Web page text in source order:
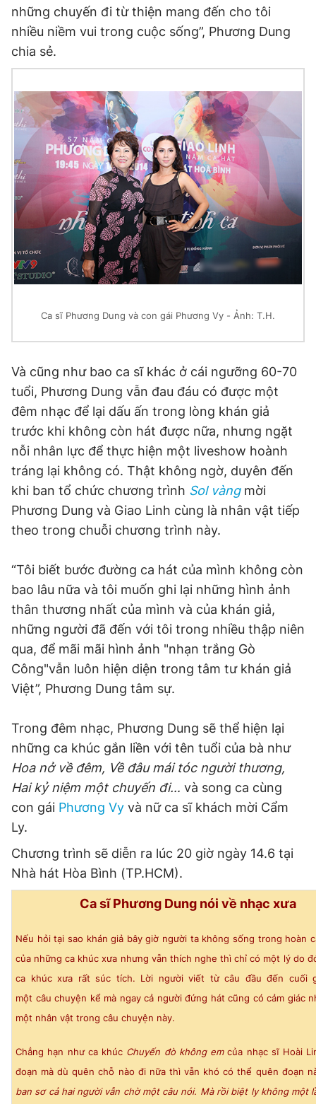
những chuyến đi từ thiện mang đến cho tôi
nhiều niềm vui trong cuộc sống”, Phương Dung
chia sẻ.
Ca sĩ Phương Dung và con gái Phương Vy - Ảnh: T.H.
Và cũng như bao ca sĩ khác ở cái ngưỡng 60-70
tuổi, Phương Dung vẫn đau đáu có được một
đêm nhạc để lại dấu ấn trong lòng khán giả
trước khi không còn hát được nữa, nhưng ngặt
nỗi nhân lực để thực hiện một liveshow hoành
tráng lại không có. Thật không ngờ, duyên đến
khi ban tổ chức chương trình Sol vàngmời
Phương Dung và Giao Linh cùng là nhân vật tiếp
theo trong chuỗi chương trình này.
“Tôi biết bước đường ca hát của mình không còn
bao lâu nữa và tôi muốn ghi lại những hình ảnh
thân thương nhất của mình và của khán giả,
những người đã đến với tôi trong nhiều thập niên
qua, để mãi mãi hình ảnh "nhạn trắng Gò
Công"vẫn luôn hiện diện trong tâm tư khán giả
Việt”, Phương Dung tâm sự.
Trong đêm nhạc, Phương Dung sẽ thể hiện lại
những ca khúc gắn liền với tên tuổi của bà như
Hoa nở về đêm, Về đâu mái tóc người thương,
Hai kỷ niệm một chuyến đi… và song ca cùng
con gái Phương Vy và nữ ca sĩ khách mời Cẩm
Ly.
Chương trình sẽ diễn ra lúc 20 giờ ngày 14.6 tại
Nhà hát Hòa Bình (TP.HCM).
Ca sĩ Phương Dung nói về nhạc xưa
Nếu hỏi tại sao khán giả bây giờ người ta không sống trong hoàn
của những ca khúc xưa nhưng vẫn thích nghe thì chỉ có một lý do
ca khúc xưa rất súc tích. Lời người viết từ câu đầu đến cuối
một câu chuyện kể mà ngay cả người đứng hát cũng có cảm giác
một nhân vật trong câu chuyện này.
Chẳng hạn như ca khúc Chuyến đò không emcủa nhạc sĩ Hoài
đoạn mà dù quên chỗ nào đi nữa thì vẫn khó có thể quên đoạn
ban sơ cả hai người vẫn chờ một câu nói. Mà rồi biệt ly không một